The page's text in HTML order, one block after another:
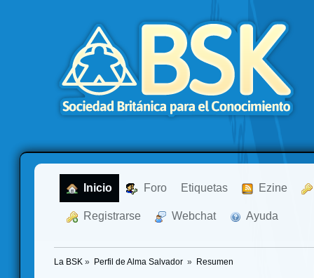
Inicio Foro Etiquetas Ezine
Registrarse Webchat Ayuda
La BSK » Perfil de Alma Salvador » Resumen